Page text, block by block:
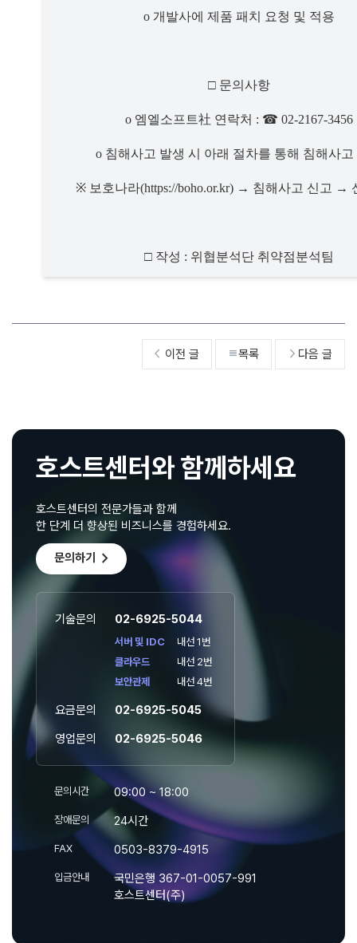
o 개발사에 제품 패치 요청 및 적용
□ 문의사항
o 엠엘소프트社 연락처 : ☎ 02-2167-3456
o 침해사고 발생 시 아래 절차를 통해 침해사고
※ 보호나라(https://boho.or.kr) → 침해사고 신고 →
□ 작성 : 위협분석단 취약점분석팀
 이전 글 목록  다음 글
호스트센터와 함께하세요
호스트센터의 전문가들과 함께
한 단계 더 향상된 비즈니스를 경험하세요.
문의하기 chevron_right
기술문의 02-6925-5044
서버 및 IDC
내선 1번
클라우드
내선 2번
보안관제
내선 4번
요금문의
02-6925-5045
영업문의
02-6925-5046
문의시간 09:00 ~ 18:00
장애문의 24시간
FAX 0503-8379-4915
입금안내
국민은행 367-01-0057-991
호스트센터(주)